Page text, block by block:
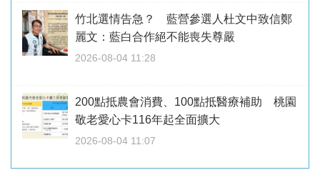
竹北選情告急？ 藍營參選人杜文中致信鄭
麗文：藍白合作絕不能喪失尊嚴
2026-08-04 11:28
200點抵農會消費、100點抵醫療補助 桃園
敬老愛心卡116年起全面擴大
2026-08-04 11:07